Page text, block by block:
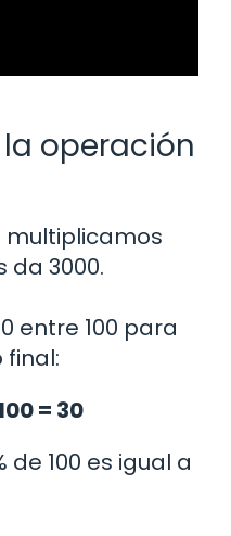
la operación
multiplicamos
da 3000.
entre 100 para
= 30
de 100 es igual a